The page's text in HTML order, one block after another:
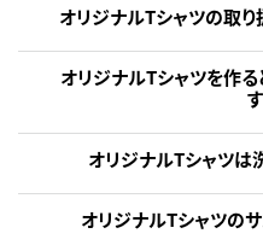
オリジナルTシャツの取り
オリジナルTシャツを作
オリジナルTシャツは
オリジナルTシャツの